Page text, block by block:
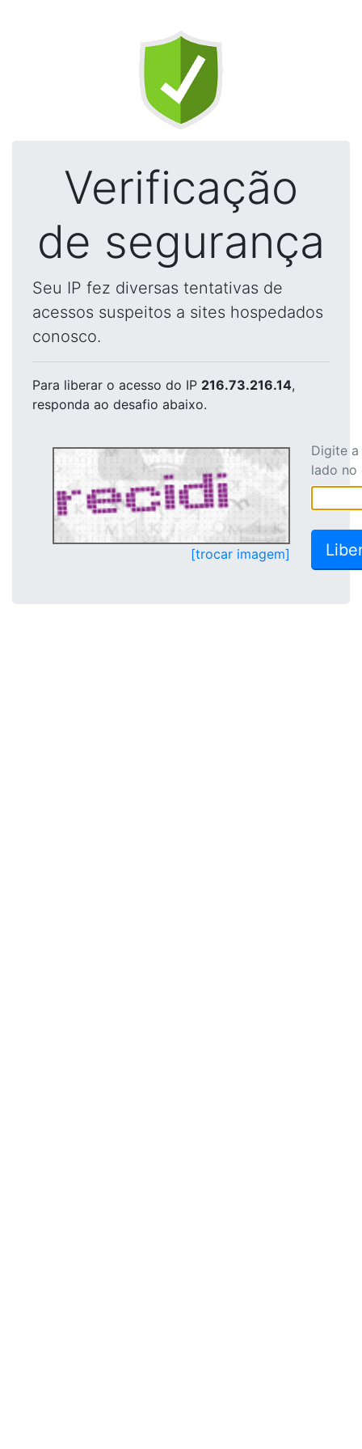
Verificação
de segurança
Seu IP fez diversas tentativas de
acessos suspeitos a sites hospedados
conosco.
Para liberar o acesso do IP 216.73.216.14,
responda ao desafio abaixo.
[trocar imagem]
Digite
lado no